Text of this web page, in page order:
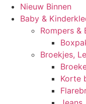
Nieuw Binnen
Baby &
Rompers &
Broekjes,
Korte